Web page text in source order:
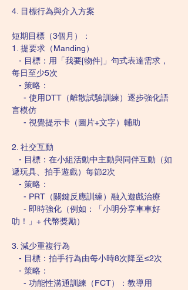
4. 目標行為與介入方案
短期目標（3個月）：
1. 提要求（Manding）
每日至少5次
   - 策略：
言模仿
     - 視覺提示卡（圖片+文字）輔助
2. 社交互動
遞玩具、拍手遊戲）每節2次
   - 策略：
     - PRT（關鍵反應訓練）融入遊戲治療
叻！」+ 代幣獎勵）
3. 減少重複行為
   - 目標：拍手行為由每小時8次降至≤2次
   - 策略：